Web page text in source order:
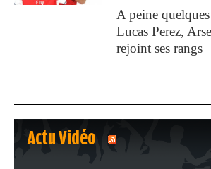
A peine
Lucas Perez,
rejoint ses rangs
Actu Vidéo
1 2